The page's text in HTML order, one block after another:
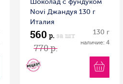
Шоколад с фундуком
Novi Джандуя 130 г
Италия
560 р. за шт
770 р.
130 г
наличие: 4